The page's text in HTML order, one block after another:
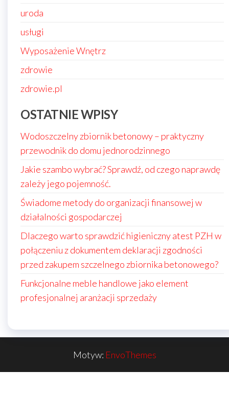
uroda
usługi
Wyposażenie Wnętrz
zdrowie
zdrowie.pl
OSTATNIE WPISY
Wodoszczelny zbiornik betonowy – praktyczny
przewodnik do domu jednorodzinnego
Jakie szambo wybrać? Sprawdź, od czego naprawdę
zależy jego pojemność.
Świadome metody do organizacji finansowej w
działalności gospodarczej
Dlaczego warto sprawdzić higieniczny atest PZH w
połączeniu z dokumentem deklaracji zgodności
przed zakupem szczelnego zbiornika betonowego?
Funkcjonalne meble handlowe jako element
profesjonalnej aranżacji sprzedaży
Motyw: EnvoThemes